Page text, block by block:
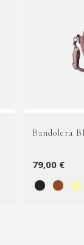
Bandolera
79,00 €